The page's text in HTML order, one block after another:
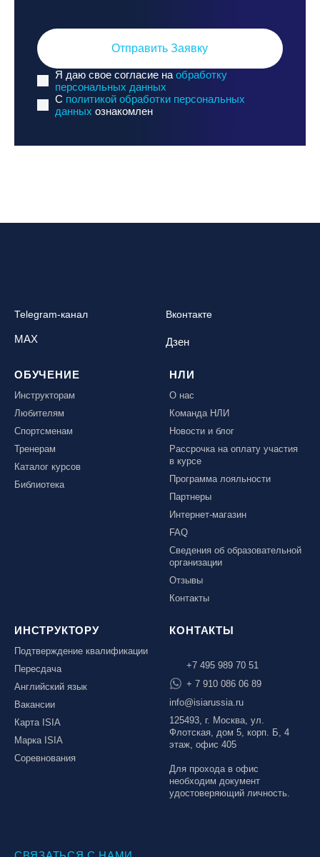
Отправить Заявку
Я даю свое согласие на обработку
персональных данных
C политикой обработки персональных
данных ознакомлен
Telegram-канал Вконтакте
MAX Дзен
ОБУЧЕНИЕ
Инструкторам
Любителям
Спортсменам
Тренерам
Каталог курсов
Библиотека
НЛИ
О нас
Команда НЛИ
Новости и блог
Рассрочка на оплату участия
в курсе
Программа лояльности
Партнеры
Интернет-магазин
FAQ
Сведения об образовательной
организации
Отзывы
Контакты
ИНСТРУКТОРУ
Подтверждение квалификации
Пересдача
Английский язык
Вакансии
Карта ISIA
Марка ISIA
Соревнования
КОНТАКТЫ
+7 495 989 70 51
+ 7 910 086 06 89
info@isiarussia.ru
125493, г. Москва, ул.
Флотская, дом 5, корп. Б, 4
этаж, офис 405
Для прохода в офис
необходим документ
удостоверяющий личность.